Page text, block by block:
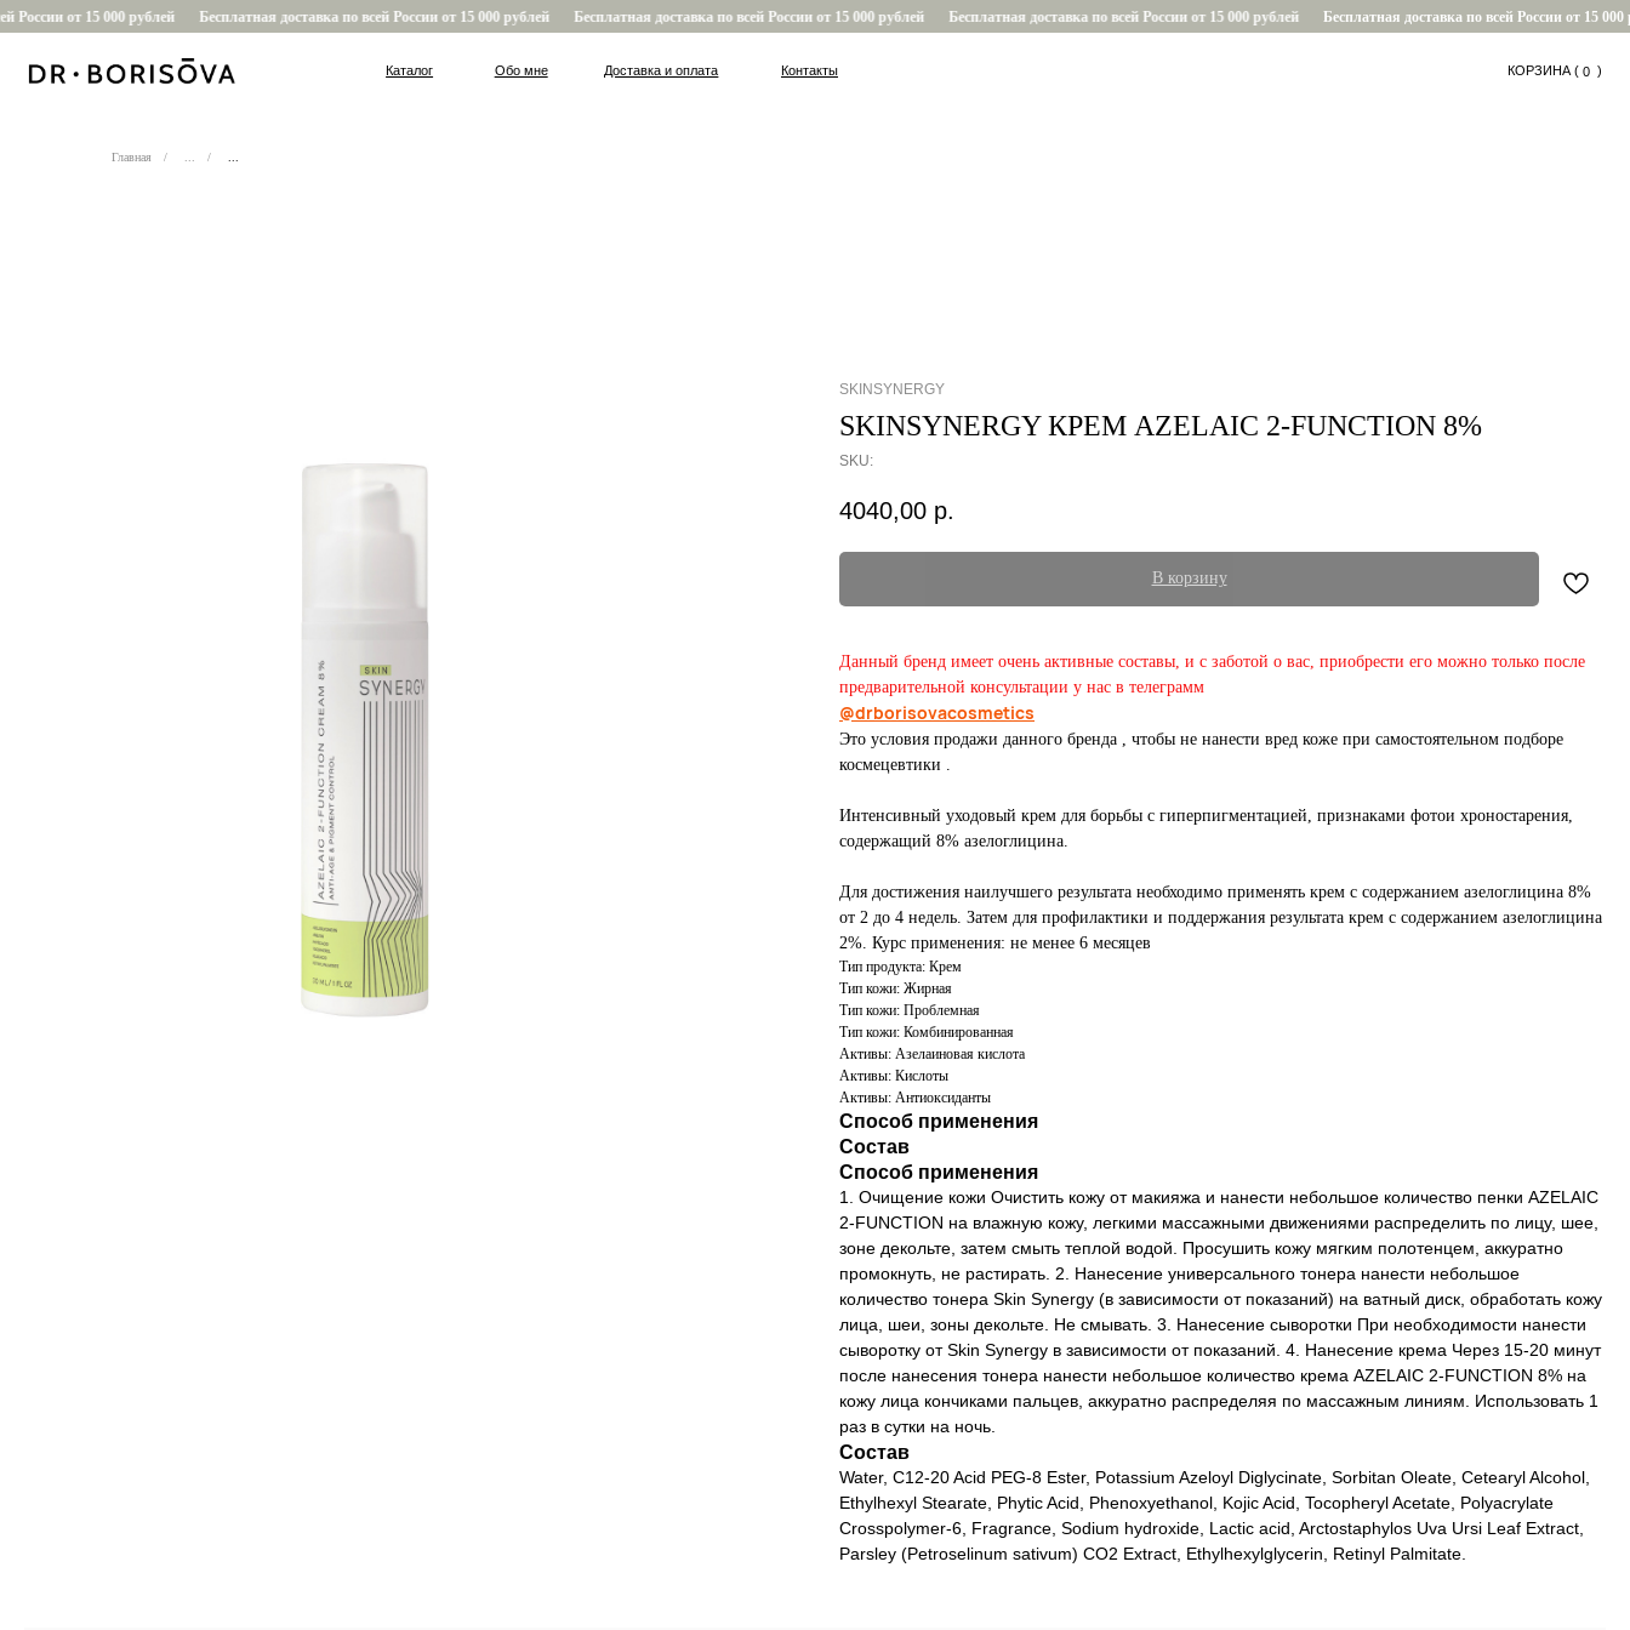
от 15 000 рублей Бесплатная доставка по всей России от 15 000 рублей Бесплатная доставка по всей России от 15 000 рублей Бесплатная доставка по всей России от 15 000 рублей Бесплатная доставка по всей России от 15 000
Каталог Доставка и оплата
Главная / /
SKINSYNERGY КРЕМ AZELAIC 2-FUNCTION 8%
SKINSYNERGY
SKU:
4040,00 р.
В корзину
Данный бренд имеет очень активные составы, и с заботой о вас, приобрести его можно только после
предварительной консультации у нас в телеграмм
@drborisovacosmetics
Это условия продажи данного бренда , чтобы не нанести вред коже при самостоятельном подборе
космецевтики .
Интенсивный уходовый крем для борьбы с гиперпигментацией, признаками фотои хроностарения,
содержащий 8% азелоглицина.
Для достижения наилучшего результата необходимо применять крем с содержанием азелоглицина 8%
от 2 до 4 недель. Затем для профилактики и поддержания результата крем с содержанием азелоглицина
2%. Курс применения: не менее 6 месяцев
Тип продукта: Крем
Тип кожи: Жирная
Тип кожи: Проблемная
Тип кожи: Комбинированная
Активы: Азелаиновая кислота
Активы: Кислоты
Активы: Антиоксиданты
Способ применения
Состав
Способ применения
1. Очищение кожи Очистить кожу от макияжа и нанести небольшое количество пенки AZELAIC
2-FUNCTION на влажную кожу, легкими массажными движениями распределить по лицу, шее,
зоне декольте, затем смыть теплой водой. Просушить кожу мягким полотенцем, аккуратно
промокнуть, не растирать. 2. Нанесение универсального тонера нанести небольшое
количество тонера Skin Synergy (в зависимости от показаний) на ватный диск, обработать кожу
лица, шеи, зоны декольте. Не смывать. 3. Нанесение сыворотки При необходимости нанести
сыворотку от Skin Synergy в зависимости от показаний. 4. Нанесение крема Через 15-20 минут
после нанесения тонера нанести небольшое количество крема AZELAIC 2-FUNCTION 8% на
кожу лица кончиками пальцев, аккуратно распределяя по массажным линиям. Использовать 1
раз в сутки на ночь.
Состав
Water, C12-20 Acid PEG-8 Ester, Potassium Azeloyl Diglycinate, Sorbitan Oleatе, Cetearyl Alcohol,
Ethylhexyl Stearate, Phytic Acid, Phenoxyethanol, Kojic Acid, Tocopheryl Acetate, Polyacrylate
Crosspolymer-6, Fragrance, Sodium hydroxide, Lactic acid, Arctostaphylos Uva Ursi Leaf Extract,
Parsley (Petroselinum sativum) CO2 Extract, Ethylhexylglycerin, Retinyl Palmitate.